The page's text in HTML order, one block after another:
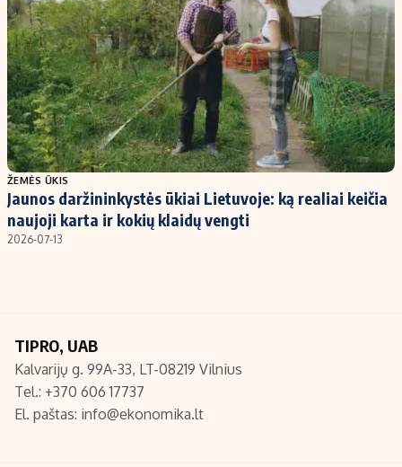
ŽEMĖS ŪKIS
Jaunos daržininkystės ūkiai Lietuvoje: ką realiai keičia
naujoji karta ir kokių klaidų vengti
2026-07-13
TIPRO, UAB
Kalvarijų g. 99A-33, LT-08219 Vilnius
Tel.: +370 606 17737
El. paštas: info@ekonomika.lt